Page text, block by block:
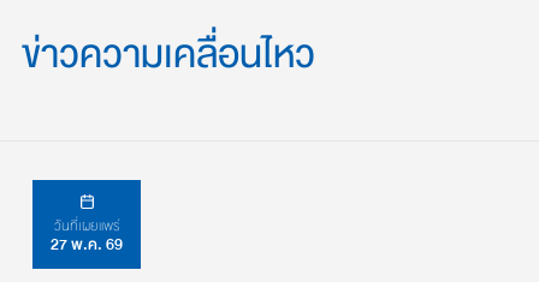
ข่าวความเคลื่อนไหว
วันที่เผยแพร่
27 พ.ค. 69